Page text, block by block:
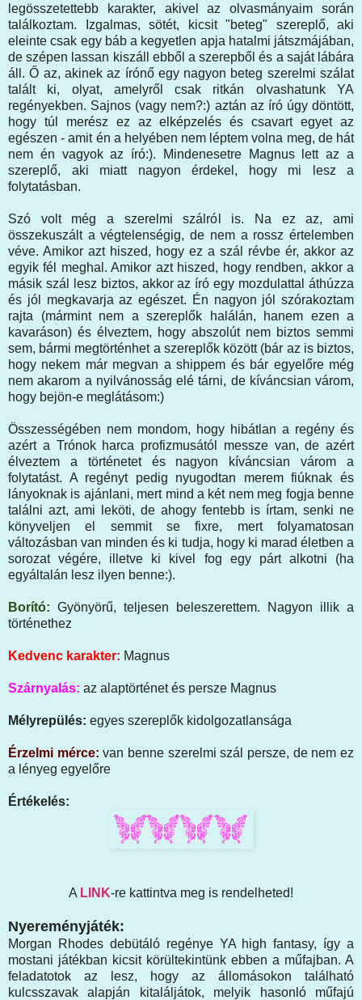
legösszetettebb karakter, akivel az olvasmányaim során
találkoztam. Izgalmas, sötét, kicsit "beteg" szereplő, aki
eleinte csak egy báb a kegyetlen apja hatalmi játszmájában,
de szépen lassan kiszáll ebből a szerepből és a saját lábára
áll. Ő az, akinek az írónő egy nagyon beteg szerelmi szálat
talált ki, olyat, amelyről csak ritkán olvashatunk YA
regényekben. Sajnos (vagy nem?:) aztán az író úgy döntött,
hogy túl merész ez az elképzelés és csavart egyet az
egészen - amit én a helyében nem léptem volna meg, de hát
nem én vagyok az író:). Mindenesetre Magnus lett az a
szereplő, aki miatt nagyon érdekel, hogy mi lesz a
folytatásban.
Szó volt még a szerelmi szálról is. Na ez az, ami
összekuszált a végtelenségig, de nem a rossz értelemben
véve. Amikor azt hiszed, hogy ez a szál révbe ér, akkor az
egyik fél meghal. Amikor azt hiszed, hogy rendben, akkor a
másik szál lesz biztos, akkor az író egy mozdulattal áthúzza
és jól megkavarja az egészet. Én nagyon jól szórakoztam
rajta (mármint nem a szereplők halálán, hanem ezen a
kavaráson) és élveztem, hogy abszolút nem biztos semmi
sem, bármi megtörténhet a szereplők között (bár az is biztos,
hogy nekem már megvan a shippem és bár egyelőre még
nem akarom a nyilvánosság elé tárni, de kíváncsian várom,
hogy bejön-e meglátásom:)
Összességében nem mondom, hogy hibátlan a regény és
azért a Trónok harca profizmusától messze van, de azért
élveztem a történetet és nagyon kíváncsian várom a
folytatást. A regényt pedig nyugodtan merem fiúknak és
lányoknak is ajánlani, mert mind a két nem meg fogja benne
találni azt, ami leköti, de ahogy fentebb is írtam, senki ne
könyveljen el semmit se fixre, mert folyamatosan
változásban van minden és ki tudja, hogy ki marad életben a
sorozat végére, illetve ki kivel fog egy párt alkotni (ha
egyáltalán lesz ilyen benne:).
Borító: Gyönyörű, teljesen beleszerettem. Nagyon illik a
történethez
Kedvenc karakter: Magnus
Szárnyalás: az alaptörténet és persze Magnus
Mélyrepülés: egyes szereplők kidolgozatlansága
Érzelmi mérce:van benne szerelmi szál persze, de nem ez
a lényeg egyelőre
Értékelés:
A LINK-re kattintva meg is rendelheted!
Nyereményjáték:
Morgan Rhodes debütáló regénye YA high fantasy, így a
mostani játékban kicsit körültekintünk ebben a műfajban. A
feladatotok az lesz, hogy az állomásokon található
kulcsszavak alapján kitaláljátok, melyik hasonló műfajú